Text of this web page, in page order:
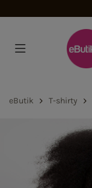
eButik T-shirty